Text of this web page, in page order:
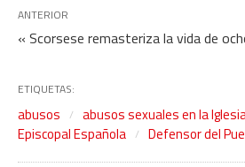
ANTERIOR
« Scorsese remasteriza la vida de
ETIQUETAS:
abusos abusos sexuales en la
Episcopal Española
Defensor del